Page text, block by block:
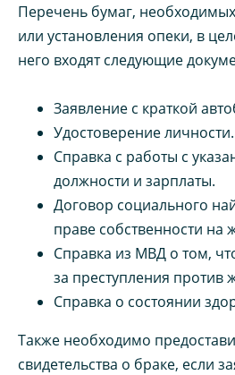
Перечень бумаг,
или установления опеки, в
него входят следующие
Заявление с краткой
Удостоверение личности.
Справка с работы с
должности и зарплаты.
Договор социального
праве собственности на
Справка из МВД о том,
за преступления против
Справка о состоянии
Также необходимо
свидетельства о браке, если